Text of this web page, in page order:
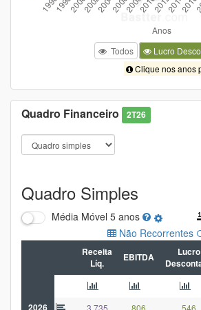
Todos Lucro
Clique nos anos
Quadro Financeiro 2T26
Quadro Simples
Média Móvel 5 anos
Não Recorrentes
Receita
Líq.
EBITDA
Lucro
2026